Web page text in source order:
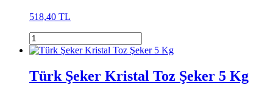
518,40 TL
Türk Şeker Kristal Toz Şeker 5 Kg